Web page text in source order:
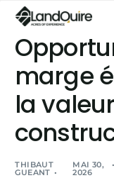
marge
la
THIBAUT
GUEANT
MAI 30,
2026